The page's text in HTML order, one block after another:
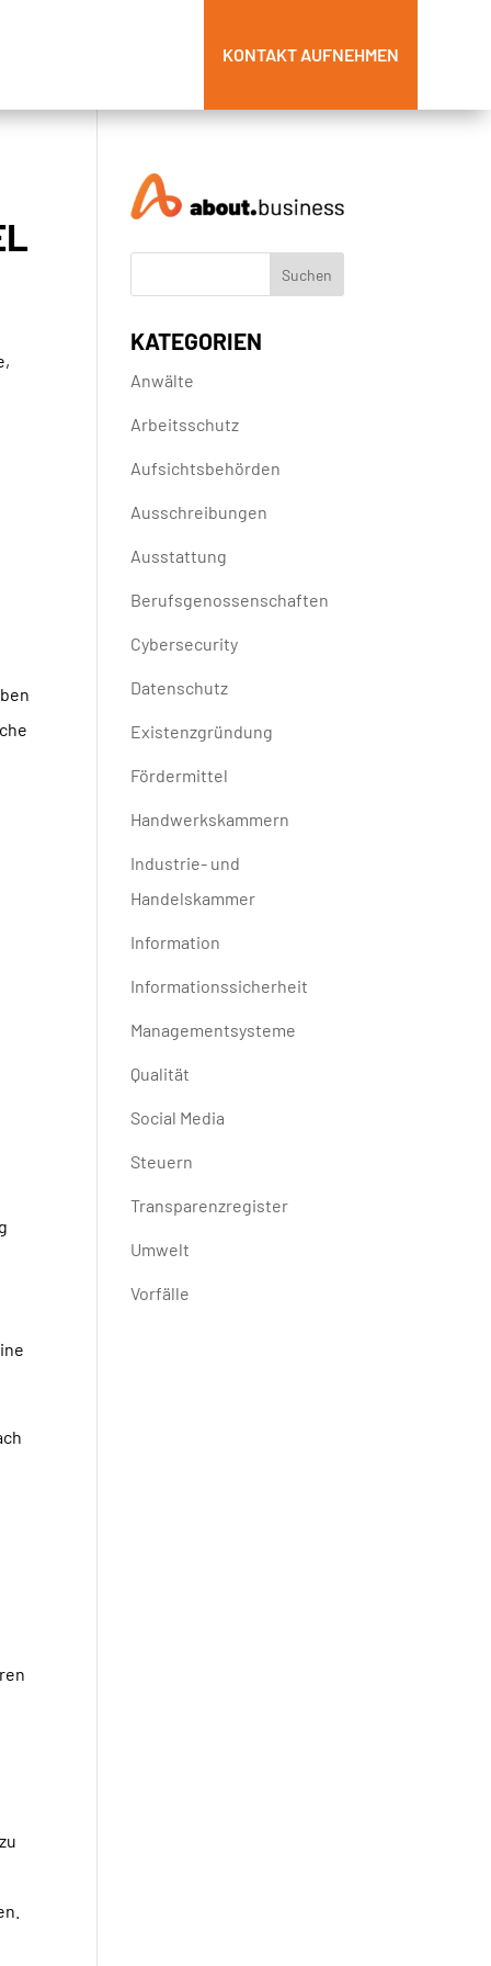
KONTAKT AUFNEHMEN
KATEGORIEN
Anwälte
Arbeitsschutz
Aufsichtsbehörden
Ausschreibungen
Ausstattung
Berufsgenossenschaften
Cybersecurity
Datenschutz
Existenzgründung
Fördermittel
Handwerkskammern
Industrie- und
Handelskammer
Information
Informationssicherheit
Managementsysteme
Qualität
Social Media
Steuern
Transparenzregister
Umwelt
Vorfälle